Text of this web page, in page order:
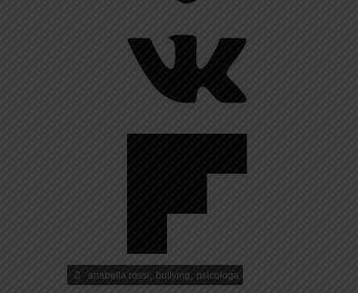
anabella rossi, bullying, psicologa